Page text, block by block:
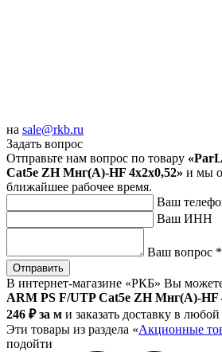
на sale@rkb.ru
Задать вопрос
Отправьте нам вопрос по товару
Cat5e ZH Мнг(А)-HF 4х2х0,52» и мы
ближайшее рабочее время.
Ваш
Ваш ИНН
Ваш вопрос *
Отправить
В интернет-магазине «РКБ» Вы
ARM PS F/UTP Cat5e ZH Мнг(А)-HF
246 ₽за м и заказать доставку в
Эти товары из раздела «Акционные
подойти